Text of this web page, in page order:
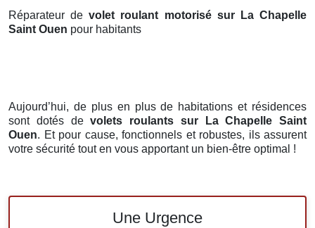
Réparateur devolet roulant motorisé sur La Chapelle
Saint Ouen pour habitants
Aujourd’hui, de plus en plus de habitations et résidences
sont dotés devolets roulants sur La Chapelle Saint
Ouen. Et pour cause, fonctionnels et robustes, ils assurent
votre sécurité tout en vous apportant un bien-être optimal !
Une Urgence